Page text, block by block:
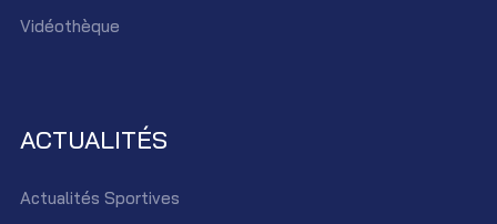
Vidéothèque
ACTUALITÉS
Actualités Sportives